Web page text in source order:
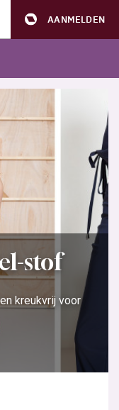
AANMELDEN
stof
kreukvrij voor